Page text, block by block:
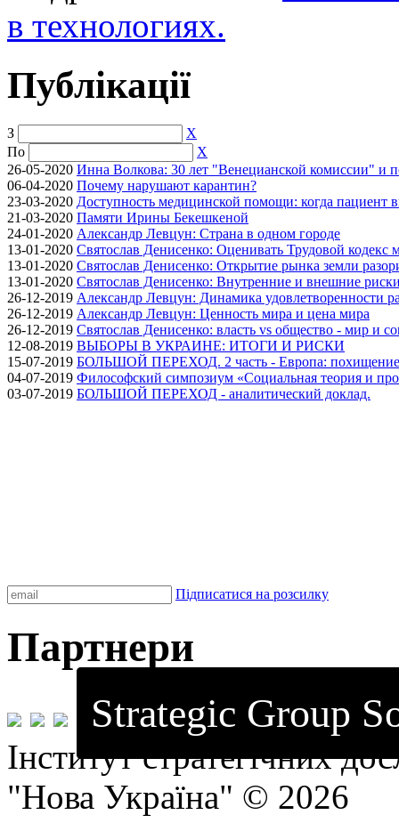
в технологиях.
Публікації
З
X
По
X
26-05-2020 Инна Волкова: 30 лет "Венецианской комиссии" и
06-04-2020 Почему нарушают карантин?
23-03-2020 Доступность медицинской помощи: когда пациент
21-03-2020 Памяти Ирины Бекешкеной
24-01-2020 Александр Левцун: Страна в одном городе
13-01-2020 Святослав Денисенко: Оценивать Трудовой кодекс
13-01-2020 Святослав Денисенко: Открытие рынка земли
13-01-2020 Святослав Денисенко: Внутренние и внешние
26-12-2019 Александр Левцун: Динамика удовлетворенности
26-12-2019 Александр Левцун: Ценность мира и цена мира
26-12-2019 Святослав Денисенко: власть vs общество - мир и
12-08-2019 ВЫБОРЫ В УКРАИНЕ: ИТОГИ И РИСКИ
15-07-2019 БОЛЬШОЙ ПЕРЕХОД. 2 часть - Европа: похищение
04-07-2019 Философский симпозиум «Социальная теория и
03-07-2019 БОЛЬШОЙ ПЕРЕХОД - аналитический доклад.
Підписатися на розсилку
Партнери
Strategic Group
Інститут стратегічних
"Нова Україна" © 2026